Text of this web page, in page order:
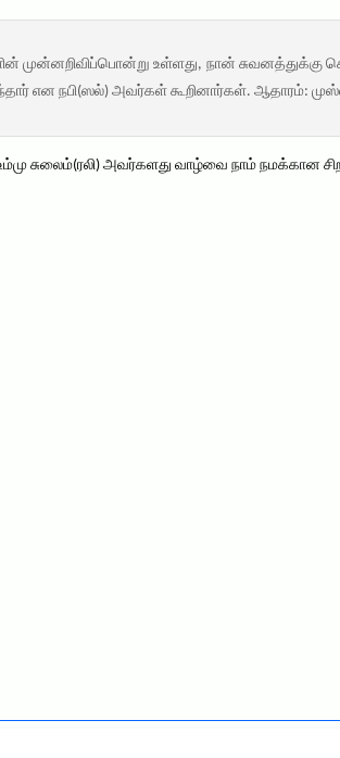
முன்னறிவிப்பொன்று உள்ளது, நான் சுவனத்துக்கு
என நபி(ஸல்) அவர்கள் கூறினார்கள். ஆதாரம்:
சுலைம்(ரலி) அவர்களது வாழ்வை நாம் நமக்கான